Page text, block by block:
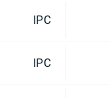
IPC
IPC